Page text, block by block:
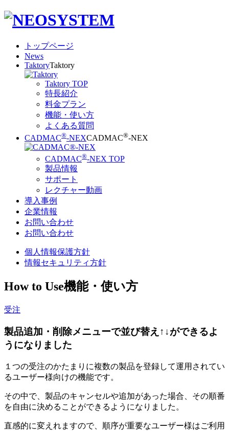
トップページ
News
TaktoryTaktory
Taktory TOP
特長紹介
料金プラン
機能・使い方
よくある質問
CADMAC®-NEXCADMAC®-NEX
CADMAC®-NEX TOP
製品情報
サポート
レクチャー動画
導入事例
企業情報
お問い合わせ
お問い合わせ
個人情報保護方針
情報セキュリティ方針
How to Use機能・使い方
受注
製品追加・削除メニューで並び替え↑↓ができるよ
うになりました
１つの受注のかたまりに複数の製品を登録して運用されてい
るユーザー様向けの機能です。
その中で、製品のキャンセルや追加があった場合、その順番
を自由に決めることができるようになりました。
直感的に変えれますので、順序が重要なユーザー様はご利用